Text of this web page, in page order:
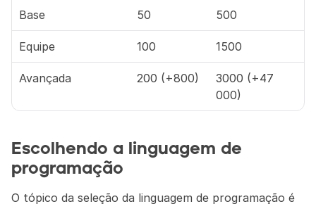
Base 50 500
Equipe 100 1500
Avançada 200 (+800)
3000 (+47
000)
Escolhendo a linguagem de
programação
O tópico da seleção da linguagem de programação é